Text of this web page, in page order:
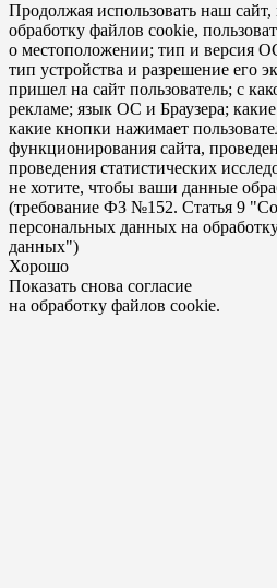
Продолжая использовать наш сайт,
обработку файлов cookie,
о местоположении; тип и версия
тип устройства и разрешение его
пришел на сайт пользователь; с
рекламе; язык ОС и Браузера;
какие кнопки нажимает
функционирования сайта,
проведения статистических
не хотите, чтобы ваши данные
(требование ФЗ №152. Статья 9
персональных данных на
данных")
Хорошо
Показать снова согласие
на обработку файлов cookie.